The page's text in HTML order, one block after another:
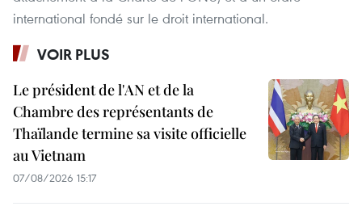
international fondé sur le droit international.
VOIR PLUS
Le président de l'AN et de la
Chambre des représentants de
Thaïlande termine sa visite officielle
au Vietnam
07/08/2026 15:17